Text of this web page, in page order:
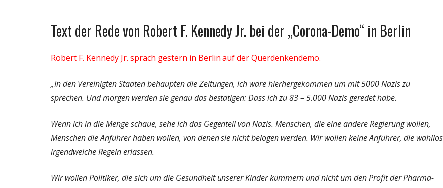
Gesellschaft
Politik
Wissenschaft
Text der Rede von Robert F. Kennedy Jr. bei der „Corona-Demo“ in Berlin
Robert F. Kennedy Jr. sprach gestern in Berlin auf der Querdenkendemo.
„In den Vereinigten Staaten behaupten die Zeitungen, ich wäre hierhergekommen um mit 5000 Nazis zu
sprechen. Und morgen werden sie genau das bestätigen: Dass ich zu 83 – 5.000 Nazis geredet habe.
Wenn ich in die Menge schaue, sehe ich das Gegenteil von Nazis. Menschen, die eine andere Regierung wollen,
Menschen die Anführer haben wollen, von denen sie nicht belogen werden. Wir wollen keine Anführer, die wahllos
irgendwelche Regeln erlassen.
Wir wollen Politiker, die sich um die Gesundheit unserer Kinder kümmern und nicht um den Profit der Pharma-